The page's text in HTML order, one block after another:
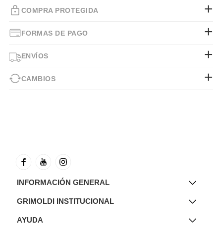
COMPRA PROTEGIDA
FORMAS DE PAGO
ENVÍOS
CAMBIOS
INFORMACIÓN GENERAL
GRIMOLDI INSTITUCIONAL
AYUDA